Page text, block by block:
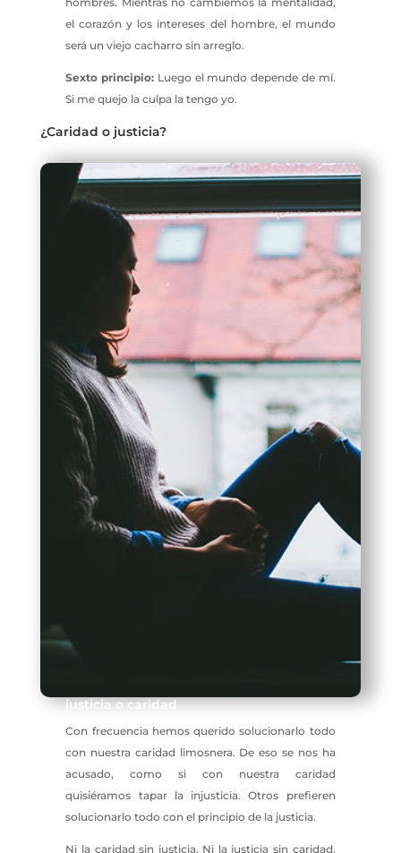
el corazón y los intereses del hombre, el mundo
será un viejo cacharro sin arreglo.
Sexto principio: Luego el mundo depende de mí.
Si me quejo la culpa la tengo yo.
¿Caridad o justicia?
justicia o caridad
Con frecuencia hemos querido solucionarlo todo
con nuestra caridad limosnera. De eso se nos ha
acusado, como si con nuestra caridad
quisiéramos tapar la injusticia. Otros prefieren
solucionarlo todo con el principio de la justicia.
Ni la caridad sin justicia. Ni la justicia sin caridad.